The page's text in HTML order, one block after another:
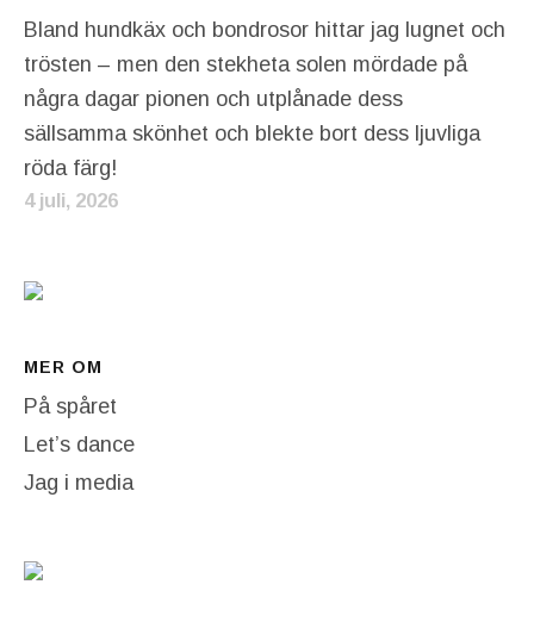
Bland hundkäx och bondrosor hittar jag lugnet och
trösten – men den stekheta solen mördade på
några dagar pionen och utplånade dess
sällsamma skönhet och blekte bort dess ljuvliga
röda färg!
4 juli, 2026
MER OM
På spåret
Let’s dance
Jag i media